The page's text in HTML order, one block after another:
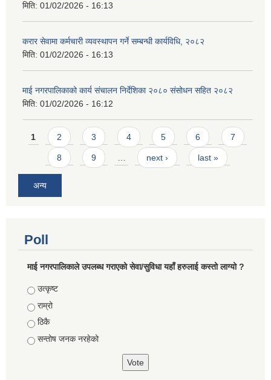
मिति: 01/02/2026 - 16:13
करार सेवामा कर्मचारी व्यवस्थापन गर्ने सम्बन्धी कार्यविधि, २०८२
मिति: 01/02/2026 - 16:13
माई नगरपालिकाको कार्य संचालन निर्देशिका २०८० संसोधन सहित २०८२
मिति: 01/02/2026 - 16:12
Pages
1 2 3 4 5 6 7
8 9 next › last »
अन्य
Poll
माई नगरपालिकाले उपलब्ध गराएको सेवा/सुविधा यहाँ हरुलाई कस्तो लाग्यो ?
Choices
उत्कृष्ट
राम्रो
ठिकै
सन्तोष जनक नरहेको